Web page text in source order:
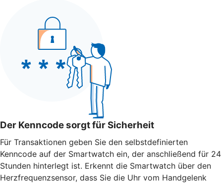
Der Kenncode sorgt für Sicherheit
Für Transaktionen geben Sie den selbstdefinierten
Kenncode auf der Smartwatch ein, der anschließend für 24
Stunden hinterlegt ist. Erkennt die Smartwatch über den
Herzfrequenzsensor, dass Sie die Uhr vom Handgelenk